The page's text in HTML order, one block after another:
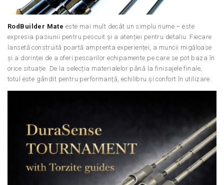
RodBuilder Mate este mai mult decât un simplu nume – este
expresia pasiunii pentru pescuit și a atenției pentru detaliu. Fiecare
lansetă construită poartă amprenta experienței, a muncii migăloase
și a dorinței de a oferi pescarilor echipamente pe care se pot baza în
orice situație. De la selecția materialelor până la finisajele finale,
totul este gândit pentru performanță, echilibru și confort în utilizare.